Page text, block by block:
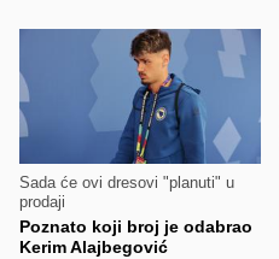
Sada će ovi dresovi "planuti" u
prodaji
Poznato koji broj je odabrao
Kerim Alajbegović